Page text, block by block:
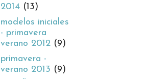
2014 (13)
modelos iniciales
- primavera
verano 2012 (9)
primavera -
verano 2013 (9)